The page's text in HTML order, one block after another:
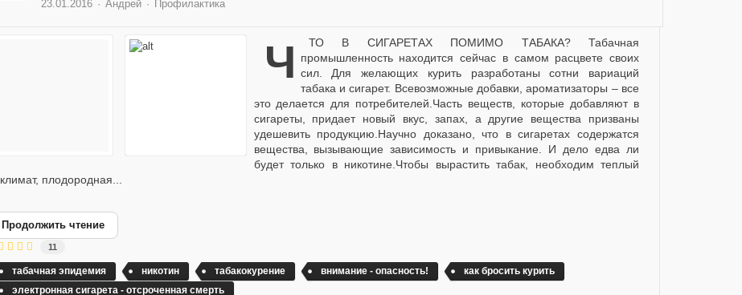
23.01.2016 Андрей Профилактика
ЧТО В СИГАРЕТАХ ПОМИМО ТАБАКА? Табачная
промышленность находится сейчас в самом расцвете своих
сил. Для желающих курить разработаны сотни вариаций
табака и сигарет. Всевозможные добавки, ароматизаторы – все
это делается для потребителей.Часть веществ, которые добавляют в
сигареты, придает новый вкус, запах, а другие вещества призваны
удешевить продукцию.Научно доказано, что в сигаретах содержатся
вещества, вызывающие зависимость и привыкание. И дело едва ли
будет только в никотине.Чтобы вырастить табак, необходим теплый
климат, плодородная...
Продолжить чтение
11
табачная эпидемия никотин табакокурение внимание - опасность!
как бросить курить
электронная сигарета - отсроченная смерть